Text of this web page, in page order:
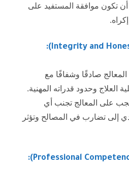
تكون موافقة المستفيد على
صادقًا وشفافًا مع
العلاج وحدود قدراته المهنية.
على المعالج تجنب أي
إلى تضارب في المصالح وتؤثر